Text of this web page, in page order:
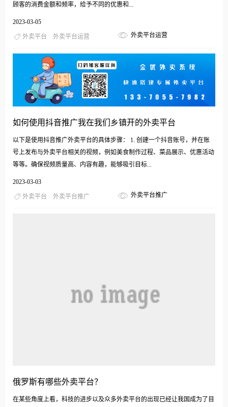
顾客的消费金额和频率，给予不同的优惠和...
2023-03-05
外卖平台 外卖平台运营 外卖平台运营
如何使用抖音推广我在我们乡镇开的外卖平台
以下是使用抖音推广外卖平台的具体步骤： 1. 创建一个抖音账号，并在账
号上发布与外卖平台相关的视频，例如美食制作过程、菜品展示、优惠活动
等等。确保视频质量高、内容有趣，能够吸引目标...
2023-03-03
外卖平台 外卖平台推广 外卖平台推广
俄罗斯有哪些外卖平台？
在某些角度上看，科技的进步以及众多外卖平台的出现已经让我国成为了目